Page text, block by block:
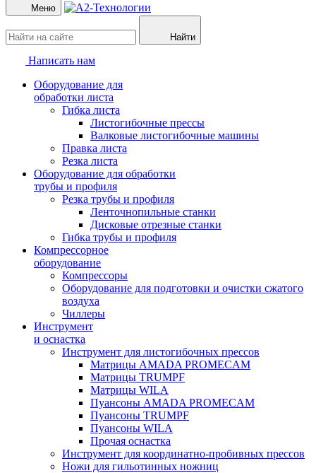
Меню
Найти
Написать нам
Оборудование для
обработки листа
Гибка листа
Листогибочные прессы
Валковые листогибочные машины
Правка листа
Резка листа
Оборудование для обработки
трубы и профиля
Резка трубы и профиля
Ленточнопильные станки
Дисковые отрезные станки
Гибка трубы и профиля
Компрессорное
оборудование
Компрессоры
Оборудование для подготовки и очистки сжатого
воздуха
Чиллеры
Инструмент
и оснастка
Инструмент для листогибочных прессов
Матрицы AMADA PROMECAM
Матрицы TRUMPF
Матрицы WILA
Пуансоны AMADA PROMECAM
Пуансоны TRUMPF
Пуансоны WILA
Прочая оснастка
Инструмент для координатно-пробивных прессов
Ножи для гильотинных ножниц